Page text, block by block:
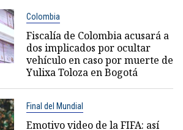
Colombia
Fiscalía de Colombia acusará a
dos implicados por ocultar
vehículo en caso por muerte de
Yulixa Toloza en Bogotá
Final del Mundial
Emotivo video de la FIFA: así